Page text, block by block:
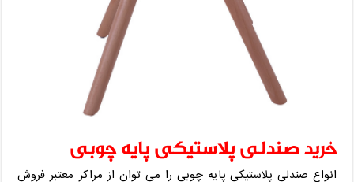
خرید صندلی پلاستیکی پایه چوبی
انواع صندلی پلاستیکی پایه چوبی را می توان از مراکز معتبر فروش